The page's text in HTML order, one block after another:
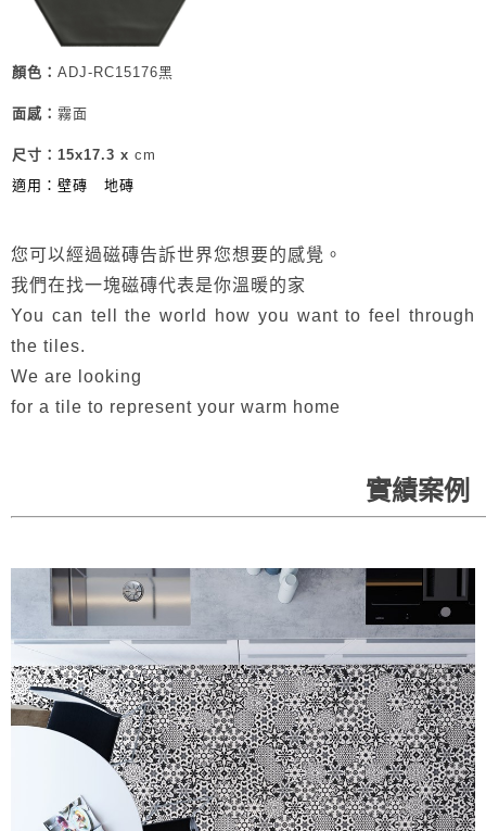
顏色： ADJ-RC15176黑
面感： 霧面
尺寸：15x17.3 x cm
適用：壁磚
地磚
您可以經過磁磚告訴世界您想要的感覺。
我們在找一塊磁磚代表是你溫暖的家
You can tell the world how you want to feel through
the tiles.
We are looking
for a tile to represent your warm home
實績案例